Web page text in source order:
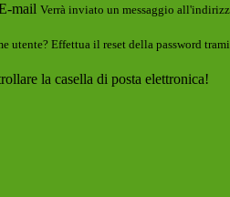
mail Verrà inviato un messaggio
utente? Effettua il reset della password
la casella di posta elettronica!